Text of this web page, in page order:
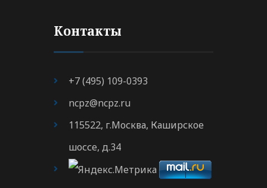
Контакты
+7 (495) 109-0393
ncpz@ncpz.ru
115522, г.Москва, Каширское
шоссе, д.34